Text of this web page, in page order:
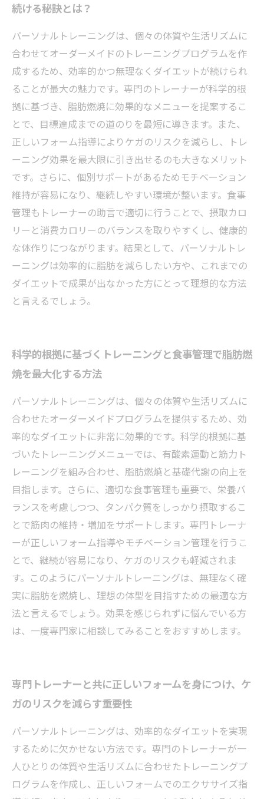
続ける秘訣とは？
パーソナルトレーニングは、個々の体質や生活リズムに
合わせてオーダーメイドのトレーニングプログラムを作
成するため、効率的かつ無理なくダイエットが続けられ
ることが最大の魅力です。専門のトレーナーが科学的根
拠に基づき、脂肪燃焼に効果的なメニューを提案するこ
とで、目標達成までの道のりを最短に導きます。また、
正しいフォーム指導によりケガのリスクを減らし、トレ
ーニング効果を最大限に引き出せるのも大きなメリット
です。さらに、個別サポートがあるためモチベーション
維持が容易になり、継続しやすい環境が整います。食事
管理もトレーナーの助言で適切に行うことで、摂取カロ
リーと消費カロリーのバランスを取りやすくし、健康的
な体作りにつながります。結果として、パーソナルトレ
ーニングは効率的に脂肪を減らしたい方や、これまでの
ダイエットで成果が出なかった方にとって理想的な方法
と言えるでしょう。
科学的根拠に基づくトレーニングと食事管理で脂肪燃
焼を最大化する方法
パーソナルトレーニングは、個々の体質や生活リズムに
合わせたオーダーメイドプログラムを提供するため、効
率的なダイエットに非常に効果的です。科学的根拠に基
づいたトレーニングメニューでは、有酸素運動と筋力ト
レーニングを組み合わせ、脂肪燃焼と基礎代謝の向上を
目指します。さらに、適切な食事管理も重要で、栄養バ
ランスを考慮しつつ、タンパク質をしっかり摂取するこ
とで筋肉の維持・増加をサポートします。専門トレーナ
ーが正しいフォーム指導やモチベーション管理を行うこ
とで、継続が容易になり、ケガのリスクも軽減されま
す。このようにパーソナルトレーニングは、無理なく確
実に脂肪を燃焼し、理想の体型を目指すための最適な方
法と言えるでしょう。効果を感じられずに悩んでいる方
は、一度専門家に相談してみることをおすすめします。
専門トレーナーと共に正しいフォームを身につけ、ケ
ガのリスクを減らす重要性
パーソナルトレーニングは、効率的なダイエットを実現
するために欠かせない方法です。専門のトレーナーが一
人ひとりの体質や生活リズムに合わせたトレーニングプ
ログラムを作成し、正しいフォームでのエクササイズ指